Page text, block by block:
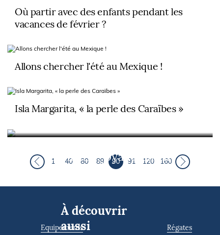
Où partir avec des enfants pendant les
vacances de février ?
Allons chercher l'été au Mexique !
Isla Margarita, « la perle des Caraïbes »
Syracuse, joyau sicilien
1 40 80 89 90 91 120 160
À découvrir
aussi
Equipements Régates